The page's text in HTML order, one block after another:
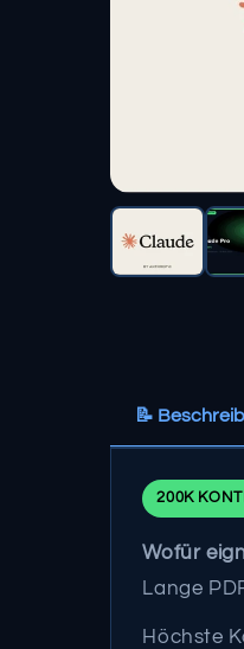
📝
200K
Wofür
Lange
Höchste